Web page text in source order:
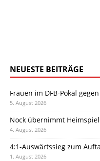
NEUESTE BEITRÄGE
Frauen im DFB-Pokal
5. August 2026
Nock übernimmt
4. August 2026
4:1-Auswärtssieg zum
1. August 2026